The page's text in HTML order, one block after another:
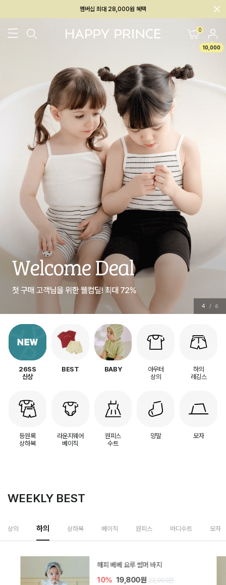
회원전용 아울렛, 가입하면 ~60% 할인!
0
10,000
4 / 6
26SS
신상
BEST BABY
아우터
상의
하의
레깅스
등원룩
상하복
라운지웨어
베이직
원피스
수트
양말 모자
WEEKLY BEST
상의 하의 상하복 베이직 원피스 바디수트 모자
[SIZE ~6Y] 델린 린넨 바지
10% 21,600원 24,000원